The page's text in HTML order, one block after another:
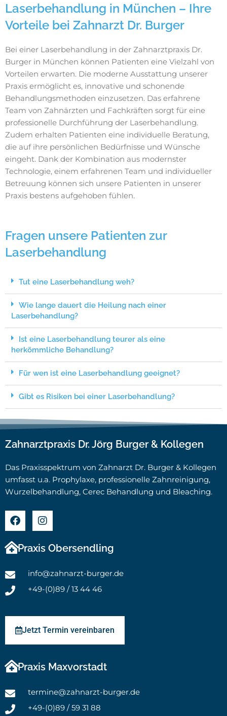
Laserbehandlung in München – Ihre
Vorteile bei Zahnarzt Dr. Burger
Bei einer Laserbehandlung in der Zahnarztpraxis Dr.
Burger in München können Patienten eine Vielzahl von
Vorteilen erwarten. Die moderne Ausstattung unserer
Praxis ermöglicht es, innovative und schonende
Behandlungsmethoden einzusetzen. Das erfahrene
Team von Zahnärzten und Fachkräften sorgt für eine
professionelle Durchführung der Laserbehandlung.
Zudem erhalten Patienten eine individuelle Beratung,
die auf ihre persönlichen Bedürfnisse und Wünsche
eingeht. Dank der Kombination aus modernster
Technologie, einem erfahrenen Team und individueller
Betreuung können sich unsere Patienten in unserer
Praxis bestens aufgehoben fühlen.
Fragen unsere Patienten zur
Laserbehandlung
Tut eine Laserbehandlung weh?
Wie lange dauert die Heilung nach einer
Laserbehandlung?
Ist eine Laserbehandlung teurer als eine
herkömmliche Behandlung?
Für wen ist eine Laserbehandlung geeignet?
Gibt es Risiken bei einer Laserbehandlung?
Zahnarztpraxis Dr. Jörg Burger & Kollegen
Das Praxisspektrum von Zahnarzt Dr. Burger & Kollegen
umfasst u.a. Prophylaxe, professionelle Zahnreinigung,
Wurzelbehandlung, Cerec Behandlung und Bleaching.
Praxis Obersendling
info@zahnarzt-burger.de
+49-(0)89 / 13 44 46
Jetzt Termin vereinbaren
Praxis Maxvorstadt
termine@zahnarzt-burger.de
+49-(0)89 / 59 31 88